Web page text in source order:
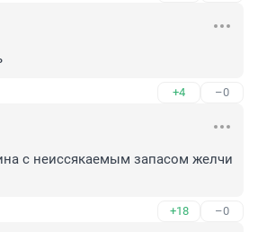
+4 –0
с неиссякаемым запасом желчи
+18 –0